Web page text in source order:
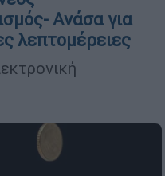
Ανάσα για
λεπτομέρειες